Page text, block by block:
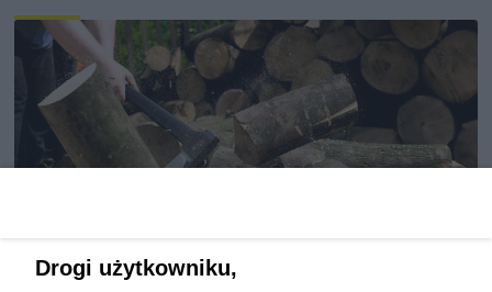
Drogi użytkowniku,